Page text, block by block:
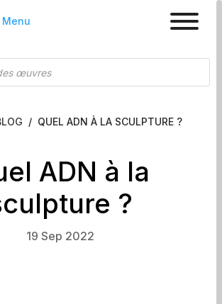
/ QUEL ADN À LA SCULPTURE ?
ADN à la
?
19 Sep 2022